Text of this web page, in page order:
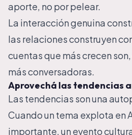
aporte, no por pelear.
La interacción genuina
las relaciones construyen
cuentas que más crecen
más conversadoras.
Aprovechá las tendencias
Las tendencias son una
Cuando un tema explota en
importante, un evento